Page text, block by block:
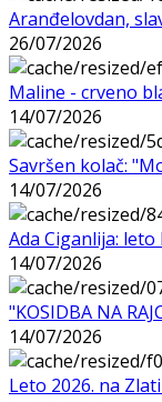
Aranđelovdan,
26/07/2026
Maline - crveno
14/07/2026
Savršen kolač:
14/07/2026
Ada Ciganlija:
14/07/2026
"KOSIDBA NA
14/07/2026
Leto 2026. na